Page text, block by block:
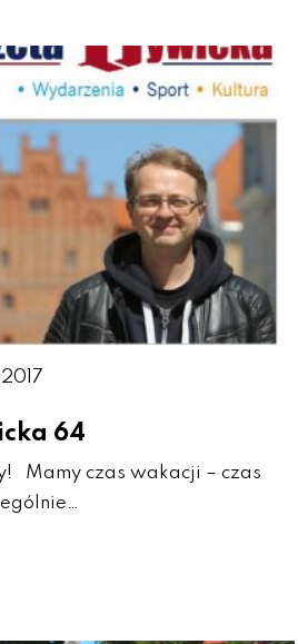
64
Mamy czas wakacji – czas